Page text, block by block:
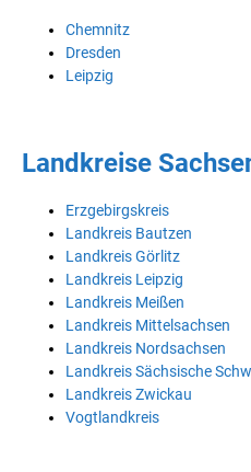
Chemnitz
Dresden
Leipzig
Landkreise
Erzgebirgskreis
Landkreis Bautzen
Landkreis Görlitz
Landkreis Leipzig
Landkreis Meißen
Landkreis Mittelsachsen
Landkreis Nordsachsen
Landkreis Sächsische
Landkreis Zwickau
Vogtlandkreis